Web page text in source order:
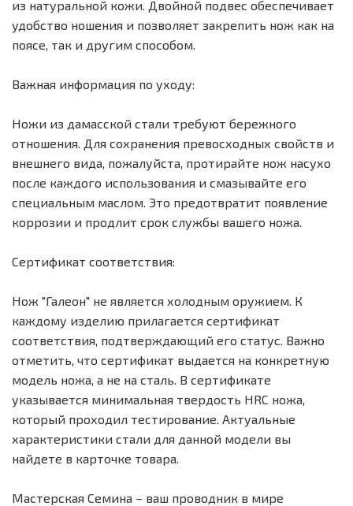
из натуральной кожи. Двойной подвес обеспечивает
удобство ношения и позволяет закрепить нож как на
поясе, так и другим способом.
Важная информация по уходу:
Ножи из дамасской стали требуют бережного
отношения. Для сохранения превосходных свойств и
внешнего вида, пожалуйста, протирайте нож насухо
после каждого использования и смазывайте его
специальным маслом. Это предотвратит появление
коррозии и продлит срок службы вашего ножа.
Сертификат соответствия:
Нож "Галеон" не является холодным оружием. К
каждому изделию прилагается сертификат
соответствия, подтверждающий его статус. Важно
отметить, что сертификат выдается на конкретную
модель ножа, а не на сталь. В сертификате
указывается минимальная твердость HRC ножа,
который проходил тестирование. Актуальные
характеристики стали для данной модели вы
найдете в карточке товара.
Мастерская Семина – ваш проводник в мире